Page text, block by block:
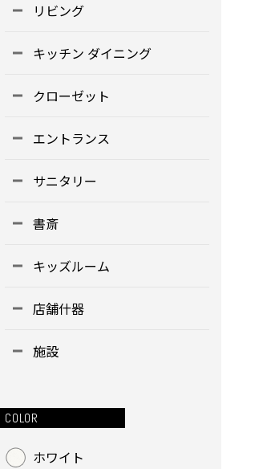
リビング
キッチン ダイニング
クローゼット
エントランス
サニタリー
書斎
キッズルーム
店舗什器
施設
COLOR
ホワイト